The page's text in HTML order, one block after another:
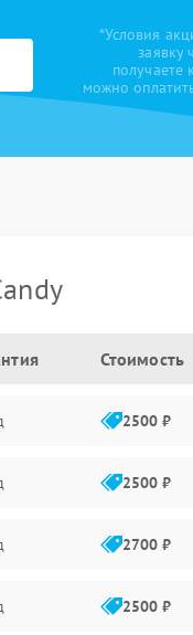
*Условия
заявку
можно
Стоимость
2500 ₽
2500 ₽
2700 ₽
2500 ₽